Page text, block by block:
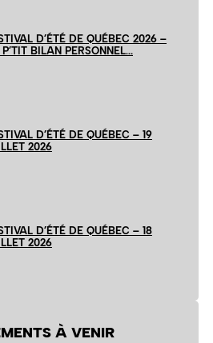
D’ÉTÉ DE QUÉBEC 2026 –
P’TIT BILAN PERSONNEL…
D’ÉTÉ DE QUÉBEC – 19
2026
D’ÉTÉ DE QUÉBEC – 18
2026
À VENIR